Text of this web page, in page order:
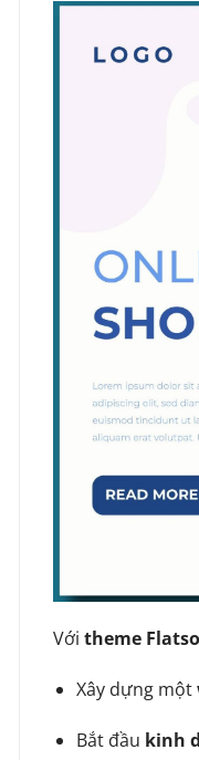
Với theme
Xây dựng một
Bắt đầu kinh